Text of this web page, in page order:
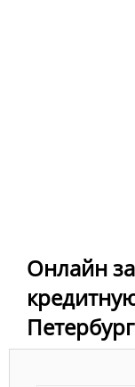
Онлайн
Петербург